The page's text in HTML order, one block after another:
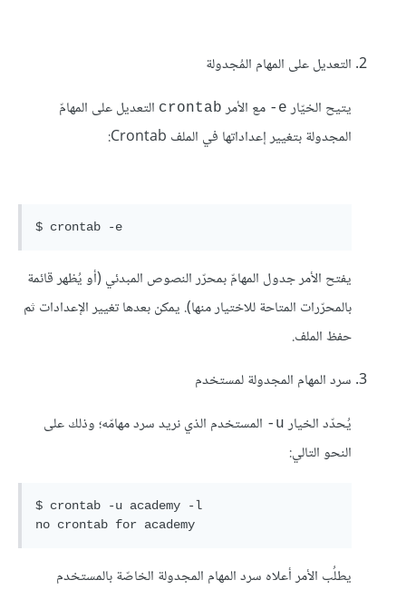
التعديل على المهام المُجدولة
يتيح الخيّار e- مع الأمر crontab التعديل على المهامّ
المجدولة بتغيير إعداداتها في الملف Crontab:
يفتح الأمر جدول المهامّ بمحرّر النصوص المبدئي (أو يُظهر قائمة
بالمحرّرات المتاحة للاختيار منها). يمكن بعدها تغيير الإعدادات ثم
حفظ الملف.
سرد المهام المجدولة لمستخدم
يُحدّد الخيار u-
المستخدم الذي نريد سرد مهامّه؛ وذلك على
النحو التالي:
$ crontab -u academy -l
no crontab for academy
يطلُب الأمر أعلاه سرد المهام المجدولة الخاصّة بالمستخدم